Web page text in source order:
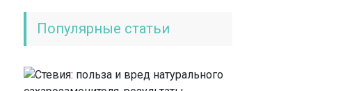
Популярные статьи